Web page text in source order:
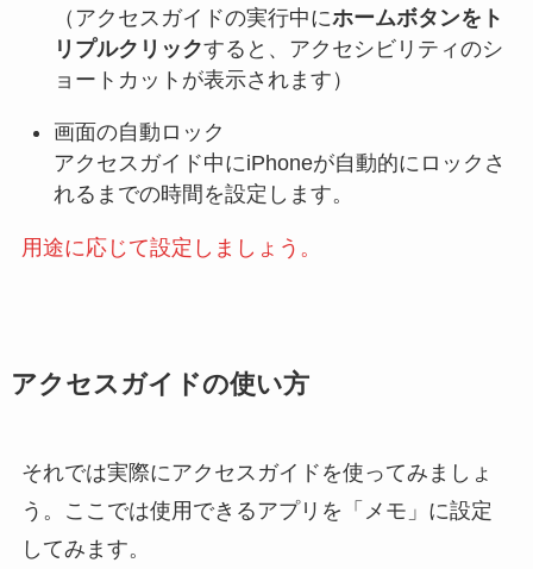
（アクセスガイドの実行中にホームボタンをト
リプルクリックすると、アクセシビリティのシ
ョートカットが表示されます）
画面の自動ロック
アクセスガイド中にiPhoneが自動的にロックさ
れるまでの時間を設定します。
用途に応じて設定しましょう。
アクセスガイドの使い方
それでは実際にアクセスガイドを使ってみましょ
う。ここでは使用できるアプリを「メモ」に設定
してみます。